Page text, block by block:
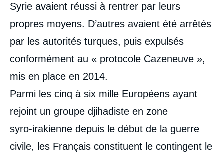
Syrie avaient réussi à rentrer par leurs
propres moyens. D’autres avaient été arrêtés
par les autorités turques, puis expulsés
conformément au « protocole Cazeneuve »,
mis en place en 2014.
Parmi les cinq à six mille Européens ayant
rejoint un groupe djihadiste en zone
syro‑irakienne depuis le début de la guerre
civile, les Français constituent le contingent le